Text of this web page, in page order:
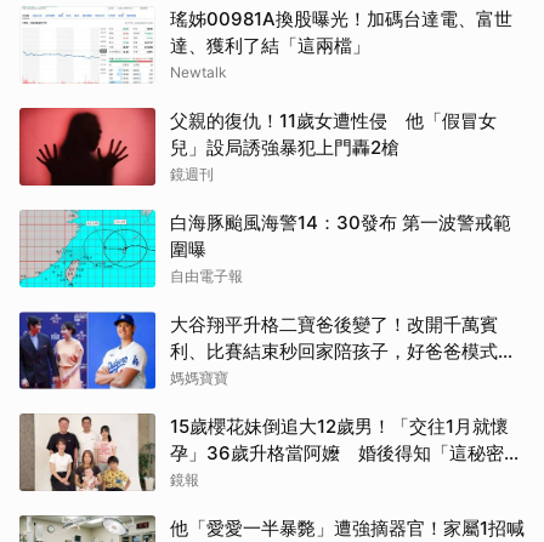
瑤姊00981A換股曝光！加碼台達電、富世
達、獲利了結「這兩檔」
Newtalk
父親的復仇！11歲女遭性侵 他「假冒女
兒」設局誘強暴犯上門轟2槍
鏡週刊
白海豚颱風海警14：30發布 第一波警戒範
圍曝
自由電子報
大谷翔平升格二寶爸後變了！改開千萬賓
利、比賽結束秒回家陪孩子，好爸爸模式全
開
媽媽寶寶
15歲櫻花妹倒追大12歲男！「交往1月就懷
孕」36歲升格當阿嬤 婚後得知「這秘密」
傻眼了
鏡報
他「愛愛一半暴斃」遭強摘器官！家屬1招喊